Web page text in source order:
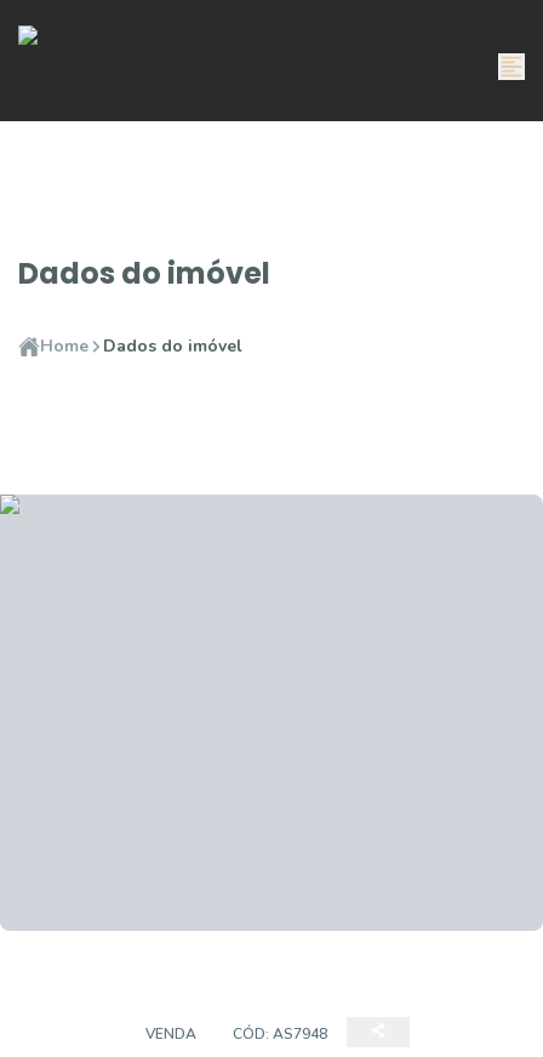
Dados do imóvel
Home Dados do imóvel
VENDA CÓD: AS7948